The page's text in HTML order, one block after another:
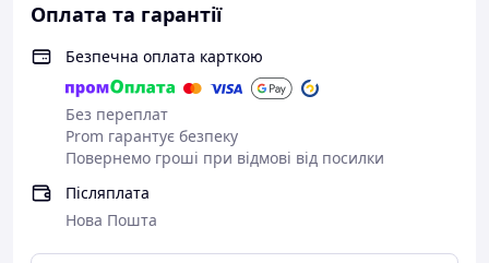
Оплата та гарантії
Безпечна оплата карткою
Без переплат
Prom гарантує безпеку
Повернемо гроші при відмові від посилки
Післяплата
Нова Пошта